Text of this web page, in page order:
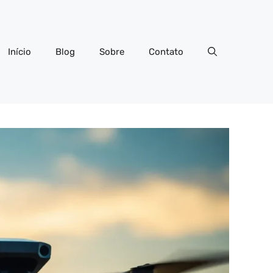
Início Blog Sobre Contato